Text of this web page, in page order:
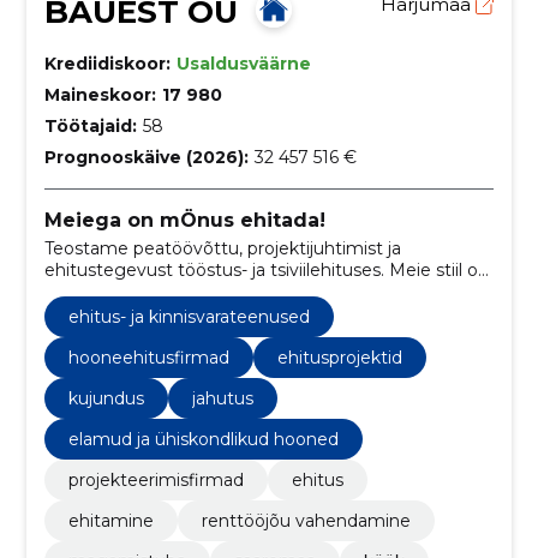
BAUEST OÜ
Krediidiskoor: Usaldusväärne
Maineskoor: 17 980
Töötajaid: 58
Prognooskäive (2026): 32 457 516 €
Meiega on mÖnus ehitada!
Teostame peatöövõttu, projektijuhtimist ja
ehitustegevust tööstus- ja tsiviilehituses. Meie stiil on
ehitada osavõtlikult nii, et kogu protsess oleks kõigile
MÖNUS!
ehitus- ja kinnisvarateenused
hooneehitusfirmad
ehitusprojektid
kujundus
jahutus
elamud ja ühiskondlikud hooned
projekteerimisfirmad
ehitus
ehitamine
renttööjõu vahendamine